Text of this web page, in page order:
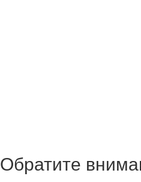
Обратите